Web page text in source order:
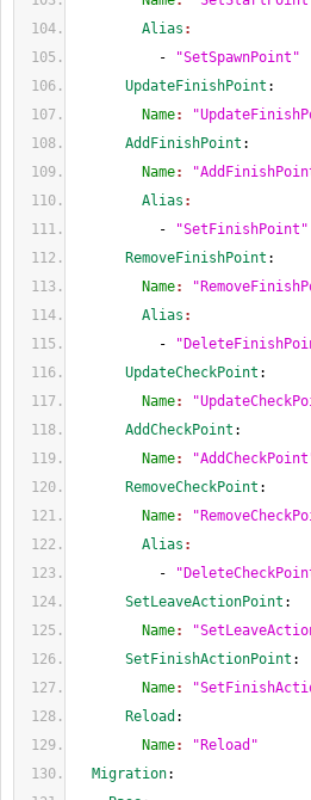
Alias :
-
"SetSpawnPoint"
UpdateFinishPoint :
Name:
AddFinishPoint :
Name:
Alias :
-
"SetFinishPoint"
RemoveFinishPoint :
Name:
Alias :
-
UpdateCheckPoint :
Name:
AddCheckPoint :
Name:
RemoveCheckPoint :
Name:
Alias :
-
SetLeaveActionPoint :
Name:
SetFinishActionPoint :
Name:
Reload :
Name:
"Reload"
Migration: